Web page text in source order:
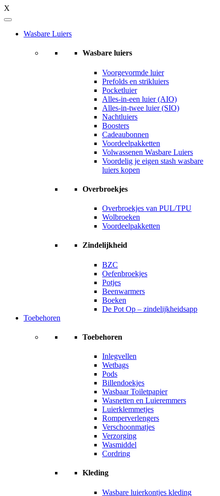
X
Wasbare Luiers
Wasbare luiers
Voorgevormde luier
Prefolds en strikluiers
Pocketluier
Alles-in-een luier (AIO)
Alles-in-twee luier (SIO)
Nachtluiers
Boosters
Cadeaubonnen
Voordeelpakketten
Volwassenen Wasbare Luiers
Voordelig je eigen stash wasbare
luiers kopen
Overbroekjes
Overbroekjes van PUL/TPU
Wolbroeken
Voordeelpakketten
Zindelijkheid
BZC
Oefenbroekjes
Potjes
Beenwarmers
Boeken
De Pot Op – zindelijkheidsapp
Toebehoren
Toebehoren
Inlegvellen
Wetbags
Pods
Billendoekjes
Wasbaar Toiletpapier
Wasnetten en Luieremmers
Luierklemmetjes
Romperverlengers
Verschoonmatjes
Verzorging
Wasmiddel
Cordring
Kleding
Wasbare luierkontjes kleding